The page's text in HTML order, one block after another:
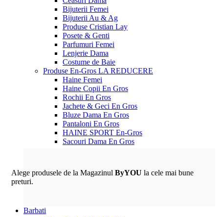
Bijuterii Femei
Bijuterii Au & Ag
Produse Cristian Lay
Posete & Genti
Parfumuri Femei
Lenjerie Dama
Costume de Baie
Produse En-Gros LA REDUCERE
Haine Femei
Haine Copii En Gros
Rochii En Gros
Jachete & Geci En Gros
Bluze Dama En Gros
Pantaloni En Gros
HAINE SPORT En-Gros
Sacouri Dama En Gros
Alege produsele de la Magazinul ByYOU la cele mai bune
preturi.
Barbati